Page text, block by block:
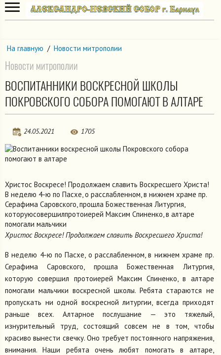
На главную / Новости митрополии
Новости митрополии
ВОСПИТАННИКИ ВОСКРЕСНОЙ ШКОЛЫ
ПОКРОВСКОГО СОБОРА ПОМОГАЮТ В АЛТАРЕ
24.05.2021 1705
Христос Воскресе! Продолжаем славить Воскресшего Христа!
В неделю 4-ю по Пасхе, о расслабленном, в нижнем храме пр.
Серафима Саровского, прошла Божественная Литургия,
которуюсовершилпротоиерей Максим Спиненко, в алтаре
помогали мальчики
Христос Воскресе! Продолжаем славить Воскресшего Христа!
В неделю 4-ю по Пасхе, о расслабленном, в нижнем храме пр.
Серафима Саровского, прошла Божественная Литургия,
которую совершил протоиерей Максим Спиненко, в алтаре
помогали мальчики воскресной школы. Ребята стараются не
пропускать ни одной воскресной литургии, всегда приходят
раньше всех. Алтарное послушание — это тяжелый,
изнурительный труд, состоящий совсем не в том, чтобы
красиво вынести свечку. Оно требует постоянного напряжения,
внимания. Наши ребята очень любят помогать в алтаре,